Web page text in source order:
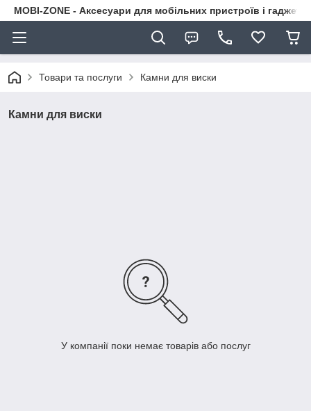
MOBI-ZONE - Аксесуари для мобільних пристроїв і гаджети
Товари та послуги Камни для виски
Камни для виски
У компанії поки немає товарів або послуг